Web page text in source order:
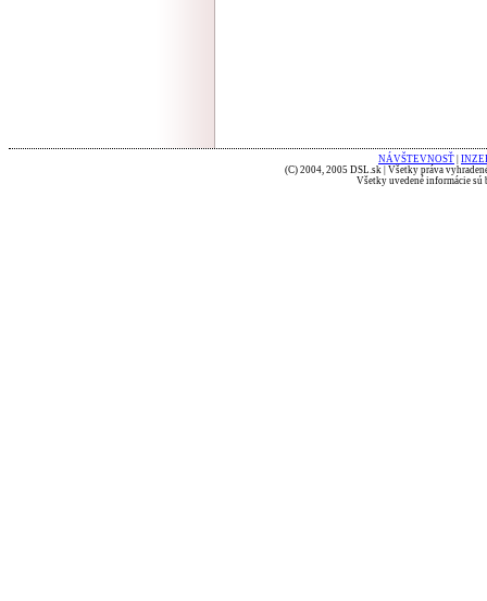
NÁVŠTEVNOSŤ
(C) 2004, 2005 DSL.sk | Všetky práva
Všetky uvedené informácie sú